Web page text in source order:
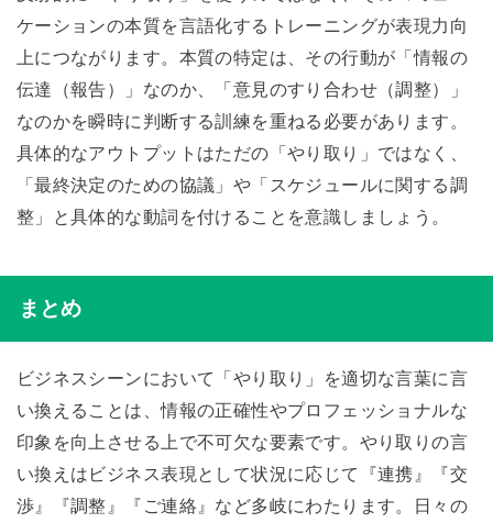
ケーションの本質を言語化するトレーニングが表現力向
上につながります。本質の特定は、その行動が「情報の
伝達（報告）」なのか、「意見のすり合わせ（調整）」
なのかを瞬時に判断する訓練を重ねる必要があります。
具体的なアウトプットはただの「やり取り」ではなく、
「最終決定のための協議」や「スケジュールに関する調
整」と具体的な動詞を付けることを意識しましょう。
まとめ
ビジネスシーンにおいて「やり取り」を適切な言葉に言
い換えることは、情報の正確性やプロフェッショナルな
印象を向上させる上で不可欠な要素です。やり取りの言
い換えはビジネス表現として状況に応じて『連携』『交
渉』『調整』『ご連絡』など多岐にわたります。日々の